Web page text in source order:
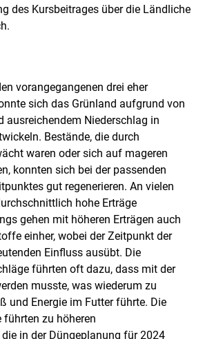
des Kursbeitrages über die Ländliche
vorangegangenen drei eher
sich das Grünland aufgrund von
ausreichendem Niederschlag in
Bestände, die durch
waren oder sich auf mageren
konnten sich bei der passenden
gut regenerieren. An vielen
hohe Erträge
gehen mit höheren Erträgen auch
einher, wobei der Zeitpunkt der
Einfluss ausübt. Die
führten oft dazu, dass mit der
musste, was wiederum zu
und Energie im Futter führte. Die
führten zu höheren
in der Düngeplanung für 2024